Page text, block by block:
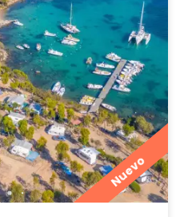
Nuevo